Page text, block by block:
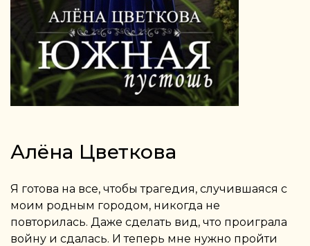
Алёна Цветкова
Я готова на все, чтобы трагедия, случившаяся с
моим родным городом, никогда не
повторилась. Даже сделать вид, что проиграла
войну и сдалась. И теперь мне нужно пройти